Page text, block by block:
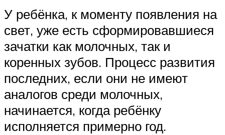
У ребёнка, к моменту появления на
свет, уже есть сформировавшиеся
зачатки как молочных, так и
коренных зубов. Процесс развития
последних, если они не имеют
аналогов среди молочных,
начинается, когда ребёнку
исполняется примерно год.